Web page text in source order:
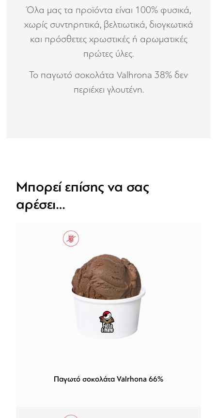
Όλα μας τα προϊόντα είναι 100% φυσικά,
χωρίς συντηρητικά, βελτιωτικά, διογκωτικά
και πρόσθετες χρωστικές ή αρωματικές
πρώτες ύλες.
To παγωτό σοκολάτα Valhrona 38% δεν
περιέχει γλουτένη.
Μπορεί επίσης να σας
αρέσει…
Παγωτό σοκολάτα Valrhona 66%